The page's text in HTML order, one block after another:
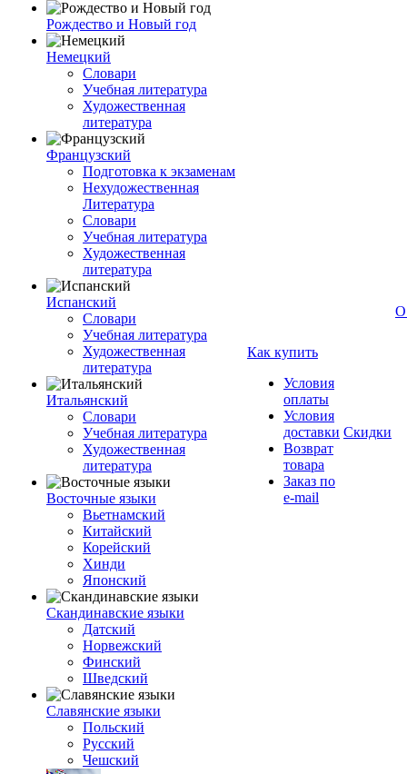
Рождество и Новый год
Немецкий
Словари
Учебная литература
Художественная
литература
Французский
Подготовка к экзаменам
Нехудожественная
Литература
Словари
Учебная литература
Художественная
литература
Испанский
Словари
Учебная литература
Художественная
литература
Итальянский
Словари
Учебная литература
Художественная
литература
Восточные языки
Вьетнамский
Китайский
Корейский
Хинди
Японский
Скандинавские языки
Датский
Норвежский
Финский
Шведский
Славянские языки
Польский
Русский
Чешский
Как купить
Условия
оплаты
Условия
доставки
Возврат
товара
Заказ по
e-mail
Скидки
О